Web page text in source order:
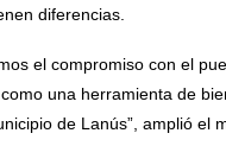
diferencias.
el compromiso con el
una herramienta de
de Lanús”, amplió el